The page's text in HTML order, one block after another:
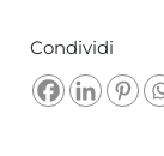
Condividi